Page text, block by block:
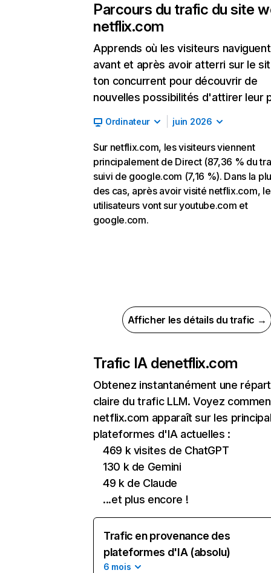
Parcours du trafic du site
netflix.com
Apprends où les visiteurs naviguent
avant et après avoir atterri sur le
ton concurrent pour découvrir de
nouvelles possibilités d'attirer leur
Ordinateur juin 2026
Sur netflix.com, les visiteurs viennent
principalement de Direct (87,36 % du
suivi de google.com (7,16 %). Dans la
des cas, après avoir visité netflix.com,
utilisateurs vont sur youtube.com et
google.com.
Afficher les détails du trafic →
Trafic IA denetflix.com
Obtenez instantanément une
claire du trafic LLM. Voyez
netflix.com apparaît sur les
plateformes d'IA actuelles :
469 k visites de ChatGPT
130 k de Gemini
49 k de Claude
...et plus encore !
Trafic en provenance des
plateformes d'IA (absolu)
6 mois